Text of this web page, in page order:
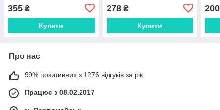
355 ₴
Купити
278₴
Купити
200
Про нас
99% позитивних з 1276 відгуків за рік
Працює з 08.02.2017